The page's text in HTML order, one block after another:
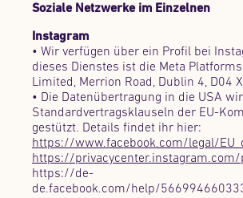
Soziale Netzwerke im Einzelnen
Instagram
• Wir verfügen über ein Profil bei
dieses Dienstes ist die Meta
Limited, Merrion Road, Dublin 4, D04
• Die Datenübertragung in die USA
Standardvertragsklauseln der EU-
gestützt. Details findet ihr hier:
https://www.facebook.com/legal/
https://privacycenter.instagram.com/
https://de-
de.facebook.com/help/